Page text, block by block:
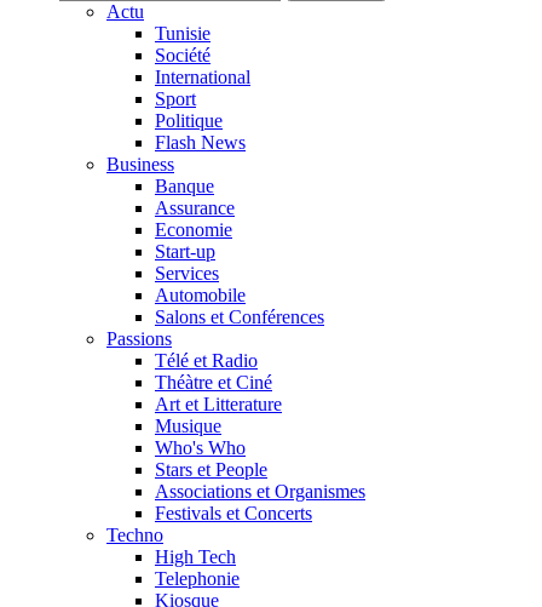
Actu
Tunisie
Société
International
Sport
Politique
Flash News
Business
Banque
Assurance
Economie
Start-up
Services
Automobile
Salons et Conférences
Passions
Télé et Radio
Théàtre et Ciné
Art et Litterature
Musique
Who's Who
Stars et People
Associations et Organismes
Festivals et Concerts
Techno
High Tech
Telephonie
Kiosque